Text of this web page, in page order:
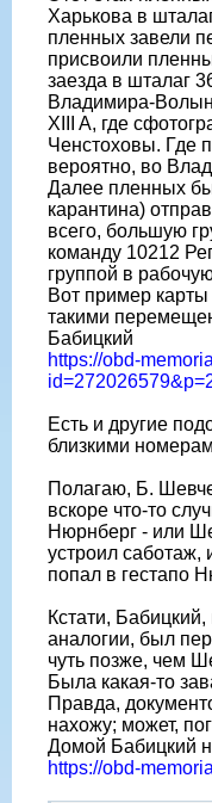
Харькова в
пленных завели
присвоили
заезда в шталаг
Владимира-
XIII A, где
Ченстоховы. Где
вероятно, во
Далее пленных
карантина)
всего, большую
команду 10212
группой в
Вот пример
такими
Бабицкий
https://obd-
Есть и другие
близкими
Полагаю, Б.
вскоре что-то
Нюрнберг - или
устроил саботаж,
попал в гестапо
Кстати,
аналогии, был
чуть позже, чем
Была какая-то
Правда,
нахожу; может,
Домой Бабицкий
https://obd-